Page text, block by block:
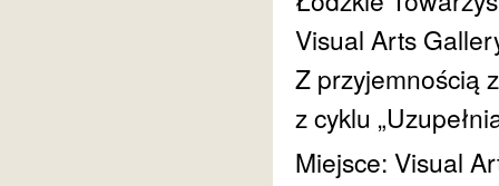
Visual Arts
Z przyjemnością
z cyklu
Miejsce: Visual